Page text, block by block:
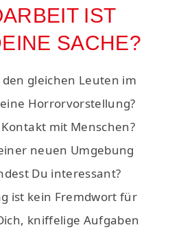
IST
SACHE?
den gleichen Leuten im
Horrorvorstellung?
mit Menschen?
neuen Umgebung
Du interessant?
ist kein Fremdwort für
kniffelige Aufgaben